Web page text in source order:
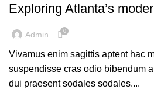
Exploring Atlanta’s
Admin 0
Vivamus enim sagittis aptent hac
suspendisse cras odio bibendum
dui praesent sodales sodales....